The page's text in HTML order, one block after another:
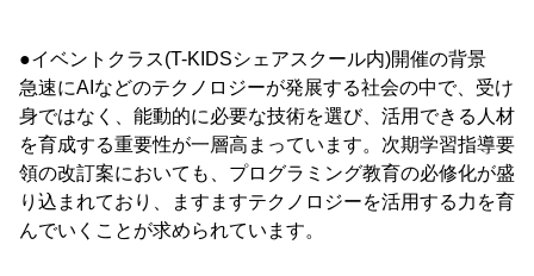
●イベントクラス(T-KIDSシェアスクール内)開催の背景
急速にAIなどのテクノロジーが発展する社会の中で、受け
身ではなく、能動的に必要な技術を選び、活用できる人材
を育成する重要性が一層高まっています。次期学習指導要
領の改訂案においても、プログラミング教育の必修化が盛
り込まれており、ますますテクノロジーを活用する力を育
んでいくことが求められています。